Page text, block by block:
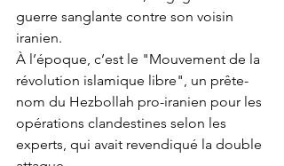
guerre sanglante contre son voisin
iranien.
À l’époque, c’est le "Mouvement de la
révolution islamique libre", un prête-
nom du Hezbollah pro-iranien pour les
opérations clandestines selon les
experts, qui avait revendiqué la double